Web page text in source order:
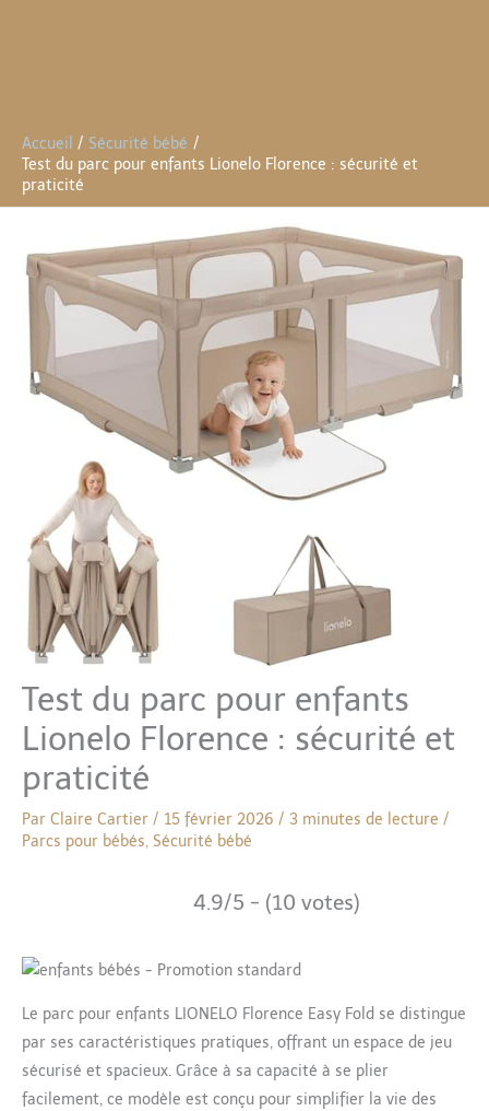
Accueil
Sécurité bébé
Test du parc pour enfants Lionelo Florence : sécurité et
praticité
Test du parc pour enfants
Lionelo Florence : sécurité et
praticité
Par Claire Cartier / 15 février 2026 / 3 minutes de lecture /
Parcs pour bébés, Sécurité bébé
4.9/5 - (10 votes)
Le parc pour enfants LIONELO Florence Easy Fold se distingue
par ses caractéristiques pratiques, offrant un espace de jeu
sécurisé et spacieux. Grâce à sa capacité à se plier
facilement, ce modèle est conçu pour simplifier la vie des